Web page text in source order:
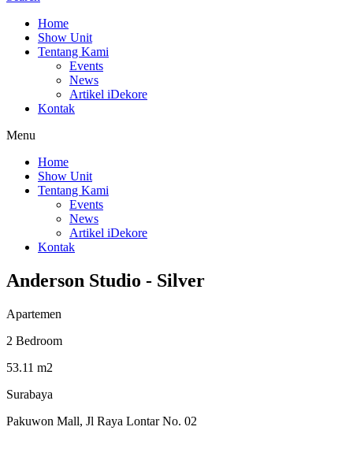
Home
Show Unit
Tentang Kami
Events
News
Artikel iDekore
Kontak
Menu
Home
Show Unit
Tentang Kami
Events
News
Artikel iDekore
Kontak
Anderson Studio - Silver
Apartemen
2 Bedroom
53.11 m2
Surabaya
Pakuwon Mall, Jl Raya Lontar No. 02